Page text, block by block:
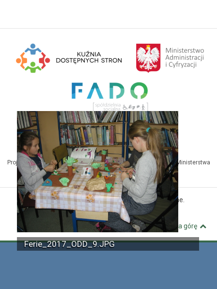
Ferie_2017_ODD_9.JPG
Projekt Kuźnia Dostępnych Stron współfinansowany ze środków Ministerstwa
Administracji i Cyfryzacji
© MBP Pyskowice. Wszystkie prawa zastrzeżone.
Kuźnia Dostępnych Stron
Wróć na górę